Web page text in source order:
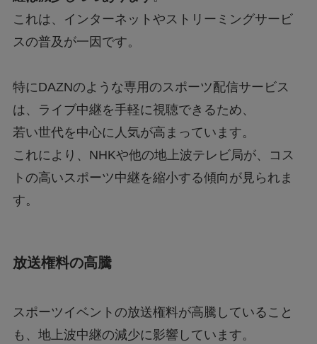
これは、インターネットやストリーミングサービ
スの普及が一因です。
特にDAZNのような専用のスポーツ配信サービス
は、ライブ中継を手軽に視聴できるため、
若い世代を中心に人気が高まっています。
これにより、NHKや他の地上波テレビ局が、コス
トの高いスポーツ中継を縮小する傾向が見られま
す。
放送権料の高騰
スポーツイベントの放送権料が高騰していること
も、地上波中継の減少に影響しています。